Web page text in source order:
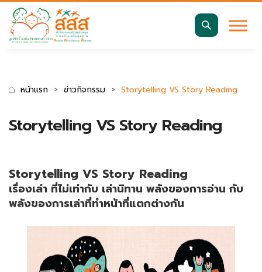
มาตรฐานการเข้าถึงเว็บ WCAG 2.2 AA
หน้าแรก ข่าวกิจกรรม Storytelling VS Story Reading
Storytelling VS Story Reading
Storytelling VS Story Reading
เรื่องเล่า ที่ไม่เท่ากับ เล่านิทาน พลังของการอ่าน กับ
พลังของการเล่าที่ทำหน้าที่แตกต่างกัน